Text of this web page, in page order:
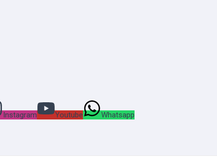
Instagram Youtube Whatsapp